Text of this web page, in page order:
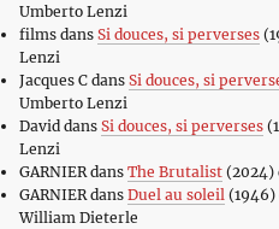
Umberto Lenzi
filmsdans Si douces, si perverses
Lenzi
Jacques Cdans Si douces, si
Umberto Lenzi
David dans Si douces, si perverses
Lenzi
GARNIERdans The Brutalist(2024)
GARNIERdans Duel au soleil (1946)
William Dieterle